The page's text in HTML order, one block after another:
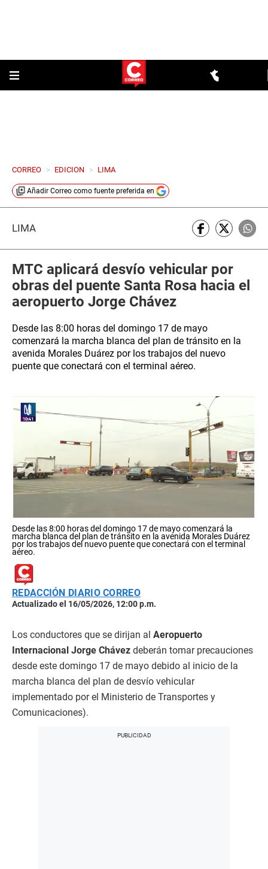
CORREO > EDICION > LIMA
Añadir Correo como fuente preferida en
LIMA
MTC aplicará desvío vehicular por
obras del puente Santa Rosa hacia el
aeropuerto Jorge Chávez
Desde las 8:00 horas del domingo 17 de mayo
comenzará la marcha blanca del plan de tránsito en la
avenida Morales Duárez por los trabajos del nuevo
puente que conectará con el terminal aéreo.
Desde las 8:00 horas del domingo 17 de mayo comenzará la
marcha blanca del plan de tránsito en la avenida Morales Duárez
por los trabajos del nuevo puente que conectará con el terminal
aéreo.
REDACCIÓN DIARIO CORREO
Actualizado el 16/05/2026, 12:00 p.m.
Los conductores que se dirijan al Aeropuerto
Internacional Jorge Chávez deberán tomar precauciones
desde este domingo 17 de mayo debido al inicio de la
marcha blanca del plan de desvío vehicular
implementado por el Ministerio de Transportes y
Comunicaciones).